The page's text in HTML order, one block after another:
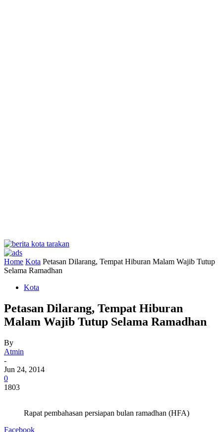
Home Kota Petasan Dilarang, Tempat Hiburan Malam Wajib Tutup
Selama Ramadhan
Kota
Petasan Dilarang, Tempat Hiburan
Malam Wajib Tutup Selama Ramadhan
By
Atmin
-
Jun 24, 2014
0
1803
Rapat pembahasan persiapan bulan ramadhan (HFA)
Facebook